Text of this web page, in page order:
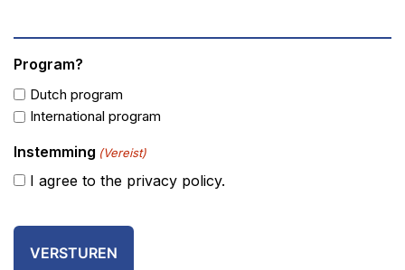
Program?
Dutch program
International program
Instemming (Vereist)
I agree to the privacy policy.